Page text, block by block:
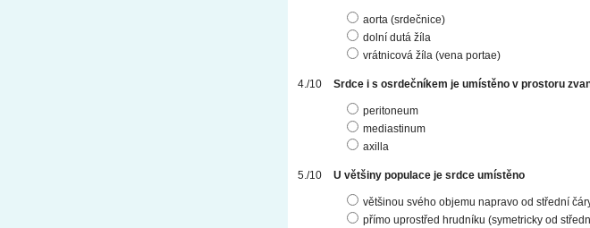
aorta (srdečnice)
dolní dutá žíla
vrátnicová žíla (vena portae)
Srdce i s osrdečníkem je umístěno v prostoru
peritoneum
mediastinum
axilla
U většiny populace je srdce umístěno
většinou svého objemu napravo od střední
přímo uprostřed hrudníku (symetricky od